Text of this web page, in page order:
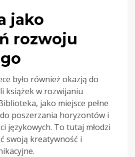
jako
rozwoju
było również okazją do
książek w rozwijaniu
jako miejsce pełne
poszerzania horyzontów i
językowych. To tutaj młodzi
swoją kreatywność i